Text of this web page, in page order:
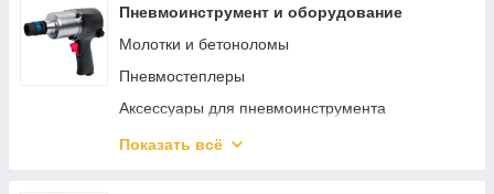
Пневмоинструмент и оборудование
Молотки и бетоноломы
Пневмостеплеры
Аксессуары для пневмоинструмента
Пневматический гайковерт
Показать всё